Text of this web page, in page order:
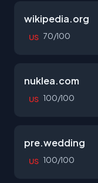
wikipedia.org
US 70/100
nuklea.com
US 100/100
pre.wedding
US 100/100